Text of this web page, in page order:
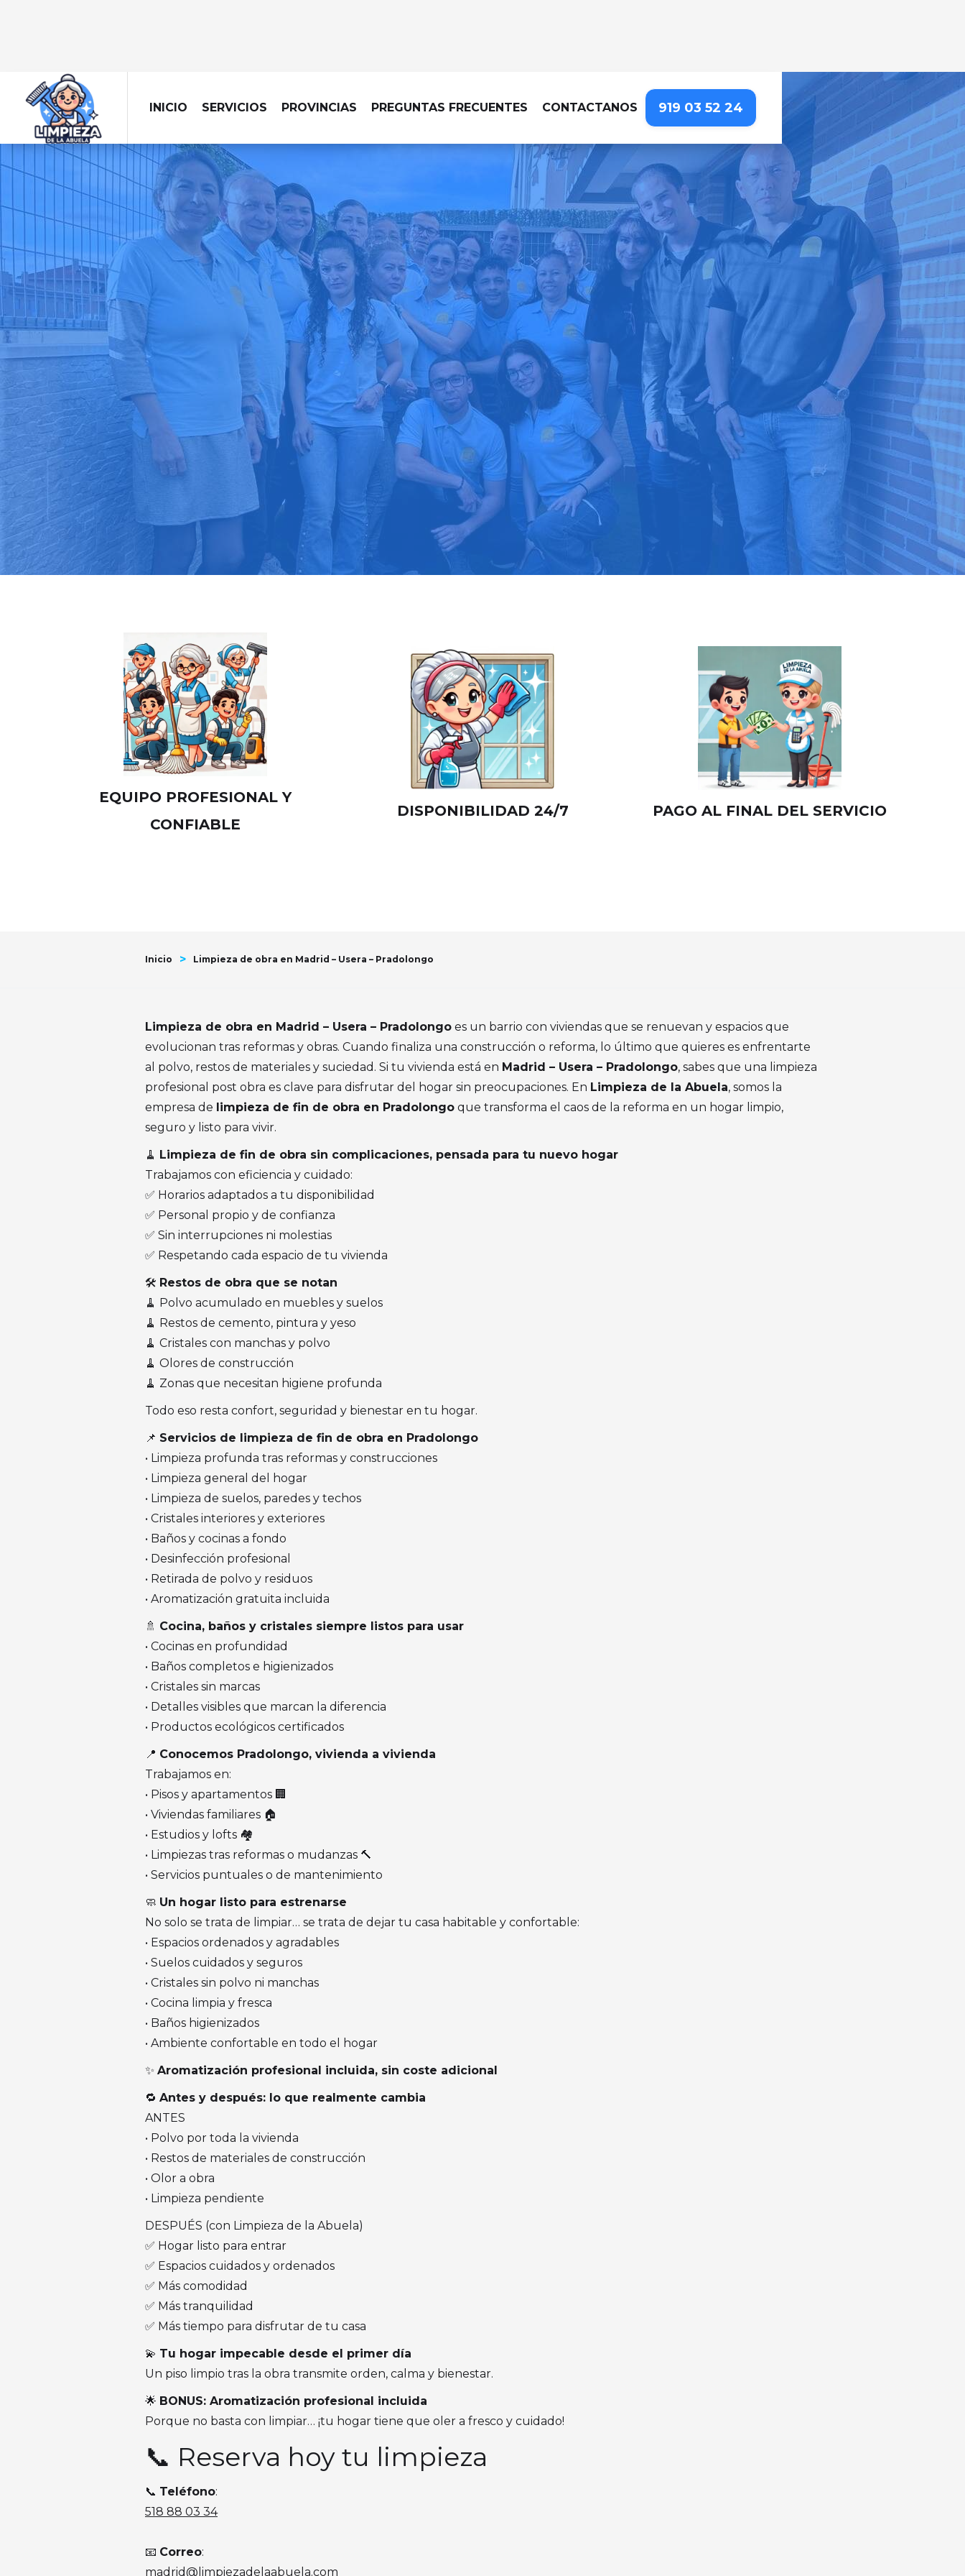
INICIO SERVICIOS PROVINCIAS PREGUNTAS FRECUENTES CONTACTANOS 919 03 52 24
LIMPIEZA DE OBRA EN MADRID – USERA – PRADOLONGO
Dejamos tu obra impecable, con una limpieza detallada que resalta
cada acabado
Pide tu presupuesto gratis
Llama hoy: 919 03 52 24
Más de 1000 clientes confían en nosotros ⭐⭐⭐⭐⭐
EQUIPO PROFESIONAL Y
CONFIABLE
DISPONIBILIDAD 24/7 PAGO AL FINAL DEL SERVICIO
Inicio > Limpieza de obra en Madrid – Usera – Pradolongo
Limpieza de obra en Madrid – Usera – Pradolongo es un barrio con viviendas que se renuevan y espacios que
evolucionan tras reformas y obras. Cuando finaliza una construcción o reforma, lo último que quieres es enfrentarte
al polvo, restos de materiales y suciedad. Si tu vivienda está en Madrid – Usera – Pradolongo, sabes que una limpieza
profesional post obra es clave para disfrutar del hogar sin preocupaciones. En Limpieza de la Abuela, somos la
empresa de limpieza de fin de obra en Pradolongo que transforma el caos de la reforma en un hogar limpio,
seguro y listo para vivir.
🧹 Limpieza de fin de obra sin complicaciones, pensada para tu nuevo hogar
Trabajamos con eficiencia y cuidado:
✅ Horarios adaptados a tu disponibilidad
✅ Personal propio y de confianza
✅ Sin interrupciones ni molestias
✅ Respetando cada espacio de tu vivienda
🛠️ Restos de obra que se notan
🧹 Polvo acumulado en muebles y suelos
🧹 Restos de cemento, pintura y yeso
🧹 Cristales con manchas y polvo
🧹 Olores de construcción
🧹 Zonas que necesitan higiene profunda
Todo eso resta confort, seguridad y bienestar en tu hogar.
📌 Servicios de limpieza de fin de obra en Pradolongo
• Limpieza profunda tras reformas y construcciones
• Limpieza general del hogar
• Limpieza de suelos, paredes y techos
• Cristales interiores y exteriores
• Baños y cocinas a fondo
• Desinfección profesional
• Retirada de polvo y residuos
• Aromatización gratuita incluida
🚿 Cocina, baños y cristales siempre listos para usar
• Cocinas en profundidad
• Baños completos e higienizados
• Cristales sin marcas
• Detalles visibles que marcan la diferencia
• Productos ecológicos certificados
📍 Conocemos Pradolongo, vivienda a vivienda
Trabajamos en:
• Pisos y apartamentos 🏢
• Viviendas familiares 🏠
• Estudios y lofts 🏘️
• Limpiezas tras reformas o mudanzas 🔨
• Servicios puntuales o de mantenimiento
🧼 Un hogar listo para estrenarse
No solo se trata de limpiar… se trata de dejar tu casa habitable y confortable:
• Espacios ordenados y agradables
• Suelos cuidados y seguros
• Cristales sin polvo ni manchas
• Cocina limpia y fresca
• Baños higienizados
• Ambiente confortable en todo el hogar
✨ Aromatización profesional incluida, sin coste adicional
🔁 Antes y después: lo que realmente cambia
ANTES
• Polvo por toda la vivienda
• Restos de materiales de construcción
• Olor a obra
• Limpieza pendiente
DESPUÉS (con Limpieza de la Abuela)
✅ Hogar listo para entrar
✅ Espacios cuidados y ordenados
✅ Más comodidad
✅ Más tranquilidad
✅ Más tiempo para disfrutar de tu casa
💫 Tu hogar impecable desde el primer día
Un piso limpio tras la obra transmite orden, calma y bienestar.
🌟 BONUS: Aromatización profesional incluida
Porque no basta con limpiar… ¡tu hogar tiene que oler a fresco y cuidado!
📞 Reserva hoy tu limpieza
📞 Teléfono:
518 88 03 34
📧 Correo:
madrid@limpiezadelaabuela.com